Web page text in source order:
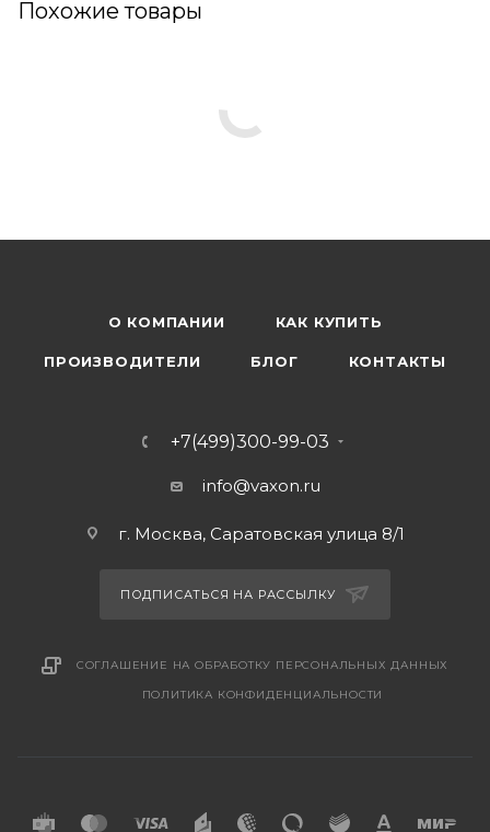
Похожие товары
О КОМПАНИИ КАК КУПИТЬ
ПРОИЗВОДИТЕЛИ БЛОГ КОНТАКТЫ
+7(499)300-99-03
info@vaxon.ru
г. Москва, Саратовская улица 8/1
ПОДПИСАТЬСЯ НА РАССЫЛКУ
СОГЛАШЕНИЕ НА ОБРАБОТКУ ПЕРСОНАЛЬНЫХ ДАННЫХ
ПОЛИТИКА КОНФИДЕНЦИАЛЬНОСТИ